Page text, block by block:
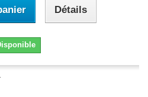
Détails